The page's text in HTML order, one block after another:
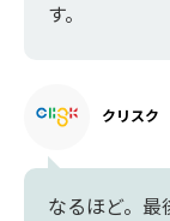
す。
クリスク
なるほど。最